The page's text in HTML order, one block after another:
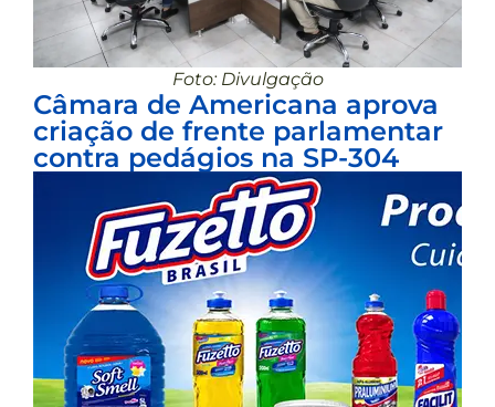
Foto: Divulgação
Câmara de Americana aprova
criação de frente parlamentar
contra pedágios na SP-304